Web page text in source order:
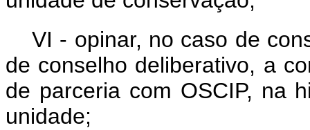
VI - opinar, no caso de
de conselho deliberativo, a
de parceria com OSCIP, na
unidade;